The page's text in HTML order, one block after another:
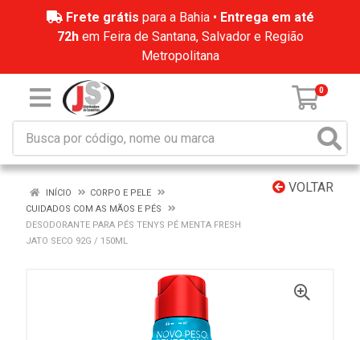
Frete grátis para a Bahia • Entrega em até
72hem Feira de Santana, Salvador e Região
Metropolitana
0
VOLTAR
INÍCIO
CORPO E PELE
CUIDADOS COM AS MÃOS E PÉS
DESODORANTE PARA PÉS TENYS PÉ MENTA FRESH
JATO SECO 92G / 150ML